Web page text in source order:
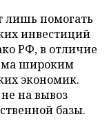
лишь помогать
инвестиций
РФ, в отличие
широким
экономик.
на вывоз
базы.